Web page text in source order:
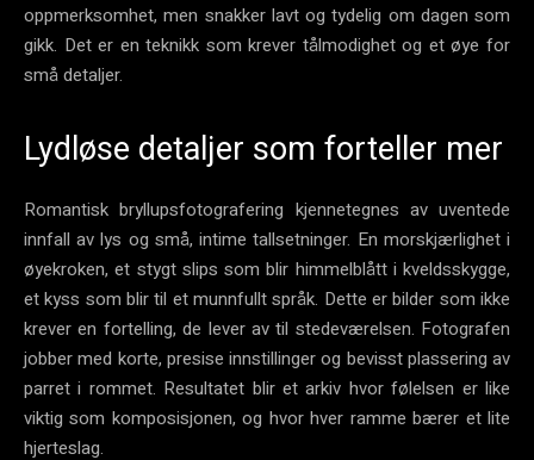
oppmerksomhet, men snakker lavt og tydelig om dagen som
gikk. Det er en teknikk som krever tålmodighet og et øye for
små detaljer.
Lydløse detaljer som forteller mer
Romantisk bryllupsfotografering kjennetegnes av uventede
innfall av lys og små, intime tallsetninger. En morskjærlighet i
øyekroken, et stygt slips som blir himmelblått i kveldsskygge,
et kyss som blir til et munnfullt språk. Dette er bilder som ikke
krever en fortelling, de lever av til stedeværelsen. Fotografen
jobber med korte, presise innstillinger og bevisst plassering av
parret i rommet. Resultatet blir et arkiv hvor følelsen er like
viktig som komposisjonen, og hvor hver ramme bærer et lite
hjerteslag.